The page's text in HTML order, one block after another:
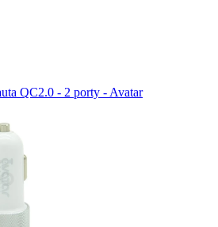
QC2.0 - 2 porty - Avatar